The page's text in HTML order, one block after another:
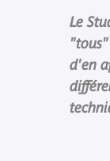
Le
d'en